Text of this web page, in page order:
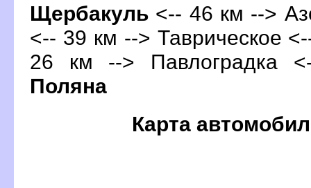
Щербакуль <-- 46 км -->
<-- 39 км --> Таврическое
26 км -->
Поляна
Карта